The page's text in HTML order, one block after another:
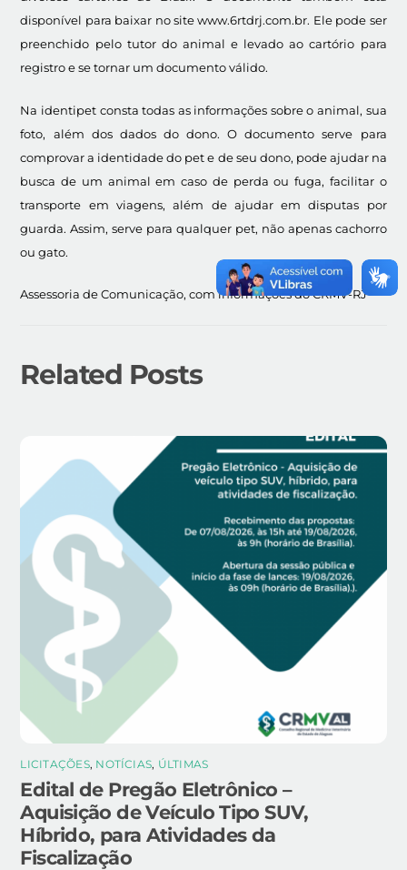
disponível para baixar no site www.6rtdrj.com.br. Ele pode ser
preenchido pelo tutor do animal e levado ao cartório para
registro e se tornar um documento válido.
Na identipet consta todas as informações sobre o animal, sua
foto, além dos dados do dono. O documento serve para
comprovar a identidade do pet e de seu dono, pode ajudar na
busca de um animal em caso de perda ou fuga, facilitar o
transporte em viagens, além de ajudar em disputas por
guarda. Assim, serve para qualquer pet, não apenas cachorro
ou gato.
Assessoria de Comunicação, com informações do CRMV-RJ
Related Posts
LICITAÇÕES, NOTÍCIAS, ÚLTIMAS
Edital de Pregão Eletrônico –
Aquisição de Veículo Tipo SUV,
Híbrido, para Atividades da
Fiscalização